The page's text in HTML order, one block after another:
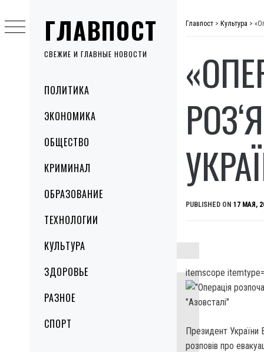
ГЛАВПОСТ
СВЕЖИЕ И ГЛАВНЫЕ НОВОСТИ
MenuПОЛИТИКА
ЭКОНОМИКА
ОБЩЕСТВО
КРИМИНАЛ
ОБРАЗОВАНИЕ
ТЕХНОЛОГИИ
КУЛЬТУРА
ЗДОРОВЬЕ
РАЗНОЕ
СПОРТ
to
content
Главпост > Культура >
PUBLISHED ON 17 МАЯ,
itemscope
Президент України
розповів про